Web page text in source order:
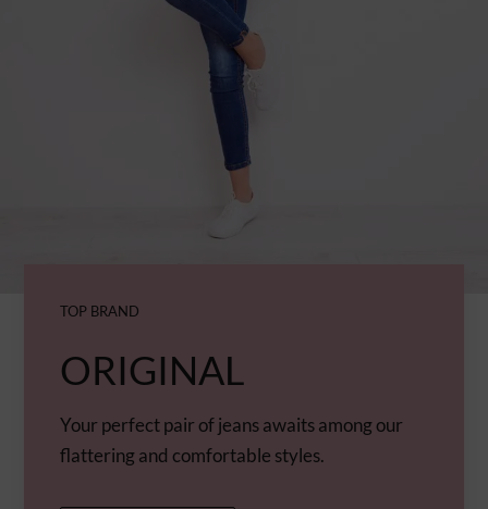
TOP BRAND
ORIGINAL
Your perfect pair of jeans awaits among our
flattering and comfortable styles.